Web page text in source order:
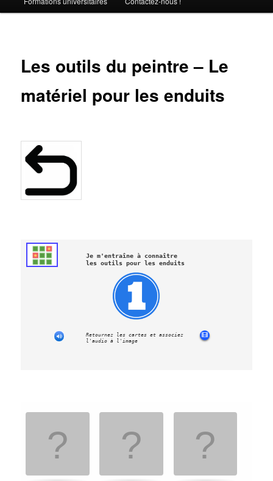
Les outils du peintre – Le
matériel pour les enduits